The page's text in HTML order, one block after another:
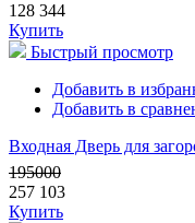
128 344
Купить
Быстрый просмотр
Добавить в
Добавить в
Входная Дверь для
195000
257 103
Купить